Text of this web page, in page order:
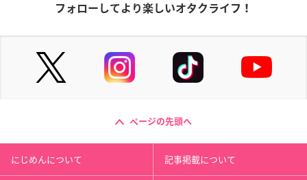
フォローしてより楽しいオタクライフ！
ページの先頭へ
にじめんについて 記事掲載について